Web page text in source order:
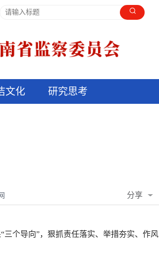
文化 研究思考
分享
新浪微博
个导向”，狠抓责任落实、举措夯实、作风